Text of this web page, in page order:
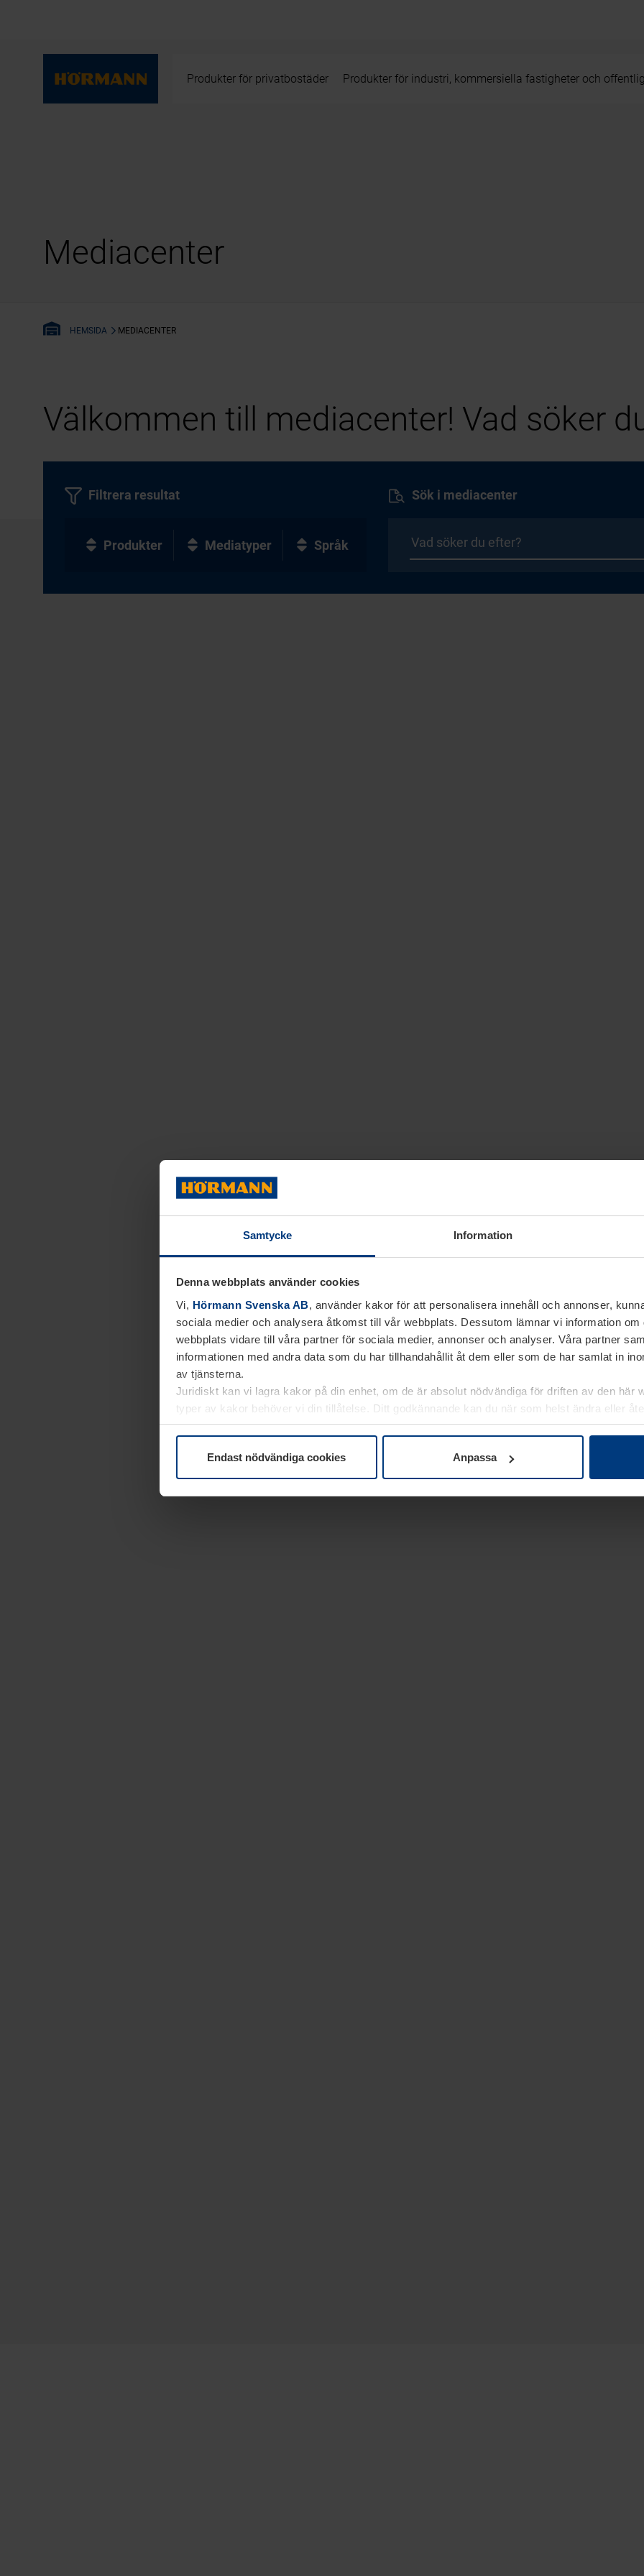
Samtycke Information
Denna webbplats använder cookies
Vi, Hörmann Svenska AB, använder kakor för att personalisera innehåll och annonser,
sociala medier och analysera åtkomst till vår webbplats. Dessutom lämnar vi information om
webbplats vidare till våra partner för sociala medier, annonser och analyser. Våra partner
informationen med andra data som du har tillhandahållit åt dem eller som de har samlat in
av tjänsterna.
Juridiskt kan vi lagra kakor på din enhet, om de är absolut nödvändiga för driften av den här
typer av kakor behöver vi din tillåtelse. Ditt godkännande kan du när som helst ändra eller
kakor underDataskyddsförklaringpå vår webbplats.
Endast nödvändiga cookies Anpassa
Produkter för privatbostäder Produkter för industri, kommersiella fastigheter och
Mediacenter
HEMSIDA MEDIACENTER
Välkommen till mediacenter! Vad söker
Sök i mediacenter
Filtrera resultat
Produkter Mediatyper Språk